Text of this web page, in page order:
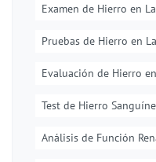
Examen de Hierro en
Pruebas de Hierro en
Evaluación de Hierro
Test de Hierro
Análisis de Función